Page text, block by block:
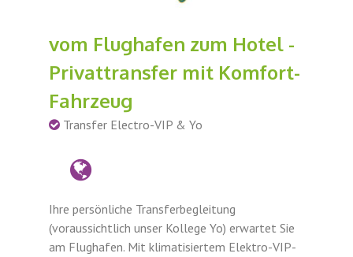
vom Flughafen zum Hotel -
Privattransfer mit Komfort-
Fahrzeug
Transfer Electro-VIP & Yo
Ihre persönliche Transferbegleitung
(voraussichtlich unser Kollege Yo) erwartet Sie
am Flughafen. Mit klimatisiertem Elektro-VIP-